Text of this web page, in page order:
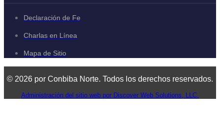
Declaración de Fe
Charlas en Línea
Mapa de Sitio
© 2026 por Conbiba Norte. Todos los derechos reservados.
Administración del sitio web por Discover Web Solutions, LLC.